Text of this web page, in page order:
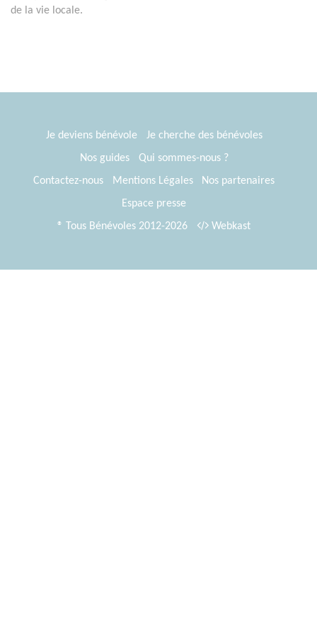
de la vie locale.
Je deviens bénévole
Je cherche des bénévoles
Nos guides
Qui sommes-nous ?
Contactez-nous
Mentions Légales
Nos partenaires
Espace presse
® Tous Bénévoles 2012-2026
Webkast